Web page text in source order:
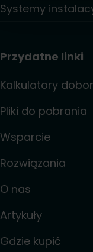
Systemy
Przydatne linki
Kalkulatory
Pliki do pobrania
Wsparcie
Rozwiązania
O nas
Artykuły
Gdzie kupić